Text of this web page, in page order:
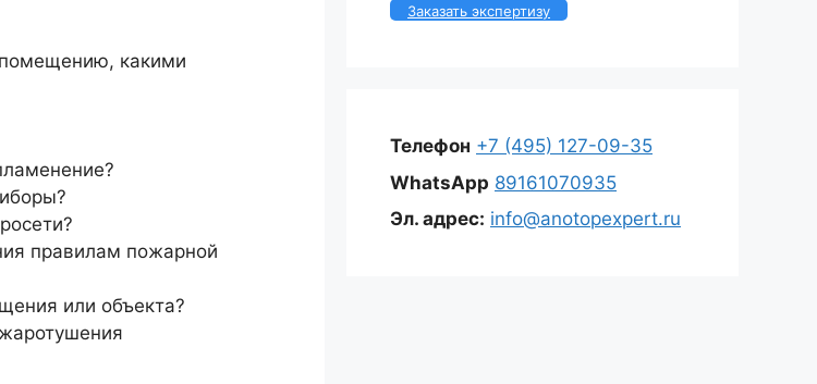
какими
правилам пожарной
или объекта?
Заказать экспертизу
Телефон +7 (495) 127-09-35
WhatsApp 89161070935
Эл. адрес: info@anotopexpert.ru